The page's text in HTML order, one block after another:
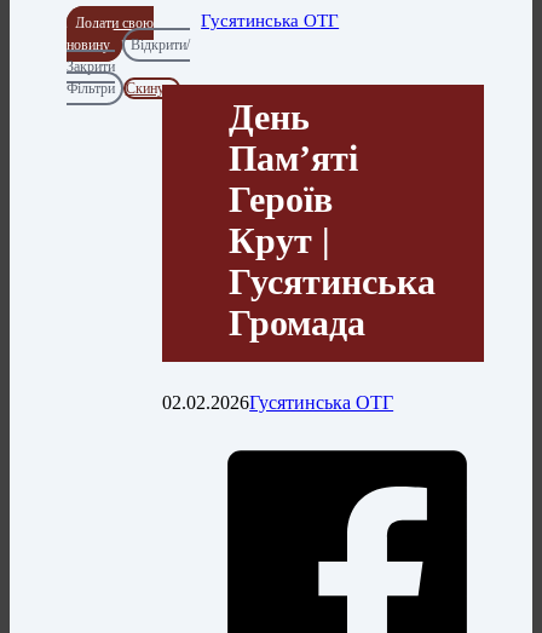
Додати свою
новину
Відкрити/
Закрити
Фільтри
Скинути
Гусятинська ОТГ
День
Пам’яті
Героїв
Крут |
Гусятинська
Громада
02.02.2026Гусятинська ОТГ